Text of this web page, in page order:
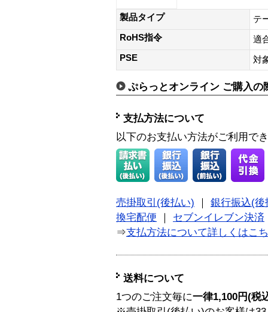
製品タイプ
テ
RoHS指令
適
PSE
対
ぷらっとオンライン ご購入の
支払方法について
以下のお支払い方法がご利用で
売掛取引(後払い)
銀行振込(後
換宅配便
セブンイレブン決済
⇒支払方法について詳しくはこ
送料について
1つのご注文毎に一律1,100円(税